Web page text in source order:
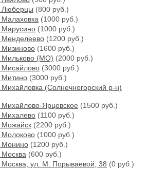
Люберцы (800 руб.)
Малаховка (1000 руб.)
Марусино (1000 руб.)
Менделеево (1200 руб.)
Мизиново (1600 руб.)
Мильково (МО) (2000 руб.)
Мисайлово (3000 руб.)
Митино (3000 руб.)
Михайловка (Солнечногорский р-н)
Михайлово-Ярцевское (1500 руб.)
Михалево (1100 руб.)
Можайск (2200 руб.)
Молоково (1000 руб.)
Монино (1200 руб.)
Москва (600 руб.)
Москва, ул. М. Порываевой, 38 (0 руб.)